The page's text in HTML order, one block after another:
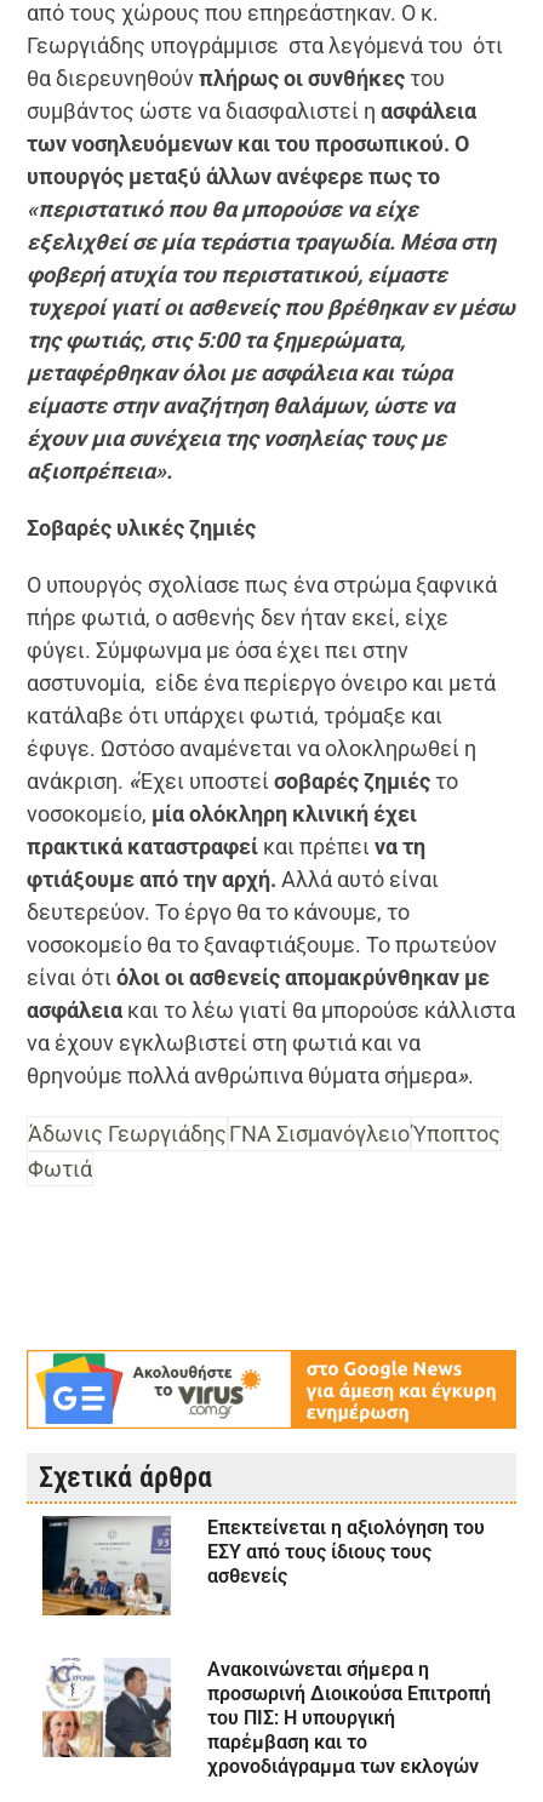
από τους χώρους που επηρεάστηκαν. Ο κ.
Γεωργιάδης υπογράμμισε στα λεγόμενά του ότι
θα διερευνηθούνπλήρως οι συνθήκεςτου
συμβάντος ώστε να διασφαλιστεί η ασφάλεια
των νοσηλευόμενων και του προσωπικού. Ο
υπουργός μεταξύ άλλων ανέφερε πως το
«περιστατικό που θα μπορούσε να είχε
εξελιχθεί σε μία τεράστια τραγωδία. Μέσα στη
φοβερή ατυχία του περιστατικού, είμαστε
τυχεροί γιατί οι ασθενείς που βρέθηκαν εν μέσω
της φωτιάς, στις 5:00 τα ξημερώματα,
μεταφέρθηκαν όλοι με ασφάλεια και τώρα
είμαστε στην αναζήτηση θαλάμων, ώστε να
έχουν μια συνέχεια της νοσηλείας τους με
αξιοπρέπεια».
Σοβαρές υλικές ζημιές
Ο υπουργός σχολίασε πως ένα στρώμα ξαφνικά
πήρε φωτιά, ο ασθενής δεν ήταν εκεί, είχε
φύγει. Σύμφωνμα με όσα έχει πει στην
ασστυνομία, είδε ένα περίεργο όνειρο και μετά
κατάλαβε ότι υπάρχει φωτιά, τρόμαξε και
έφυγε. Ωστόσο αναμένεται να ολοκληρωθεί η
ανάκριση. «Έχει υποστεί σοβαρές ζημιέςτο
νοσοκομείο, μία ολόκληρη κλινική έχει
πρακτικά καταστραφεί και πρέπει να τη
φτιάξουμε από την αρχή. Αλλά αυτό είναι
δευτερεύον. Το έργο θα το κάνουμε, το
νοσοκομείο θα το ξαναφτιάξουμε. Το πρωτεύον
είναι ότι όλοι οι ασθενείς απομακρύνθηκαν με
ασφάλεια και το λέω γιατί θα μπορούσε κάλλιστα
να έχουν εγκλωβιστεί στη φωτιά και να
θρηνούμε πολλά ανθρώπινα θύματα σήμερα».
Άδωνις ΓεωργιάδηςΓΝΑ ΣισμανόγλειοΎποπτος
Φωτιά
Σχετικά άρθρα
Επεκτείνεται η αξιολόγηση του
ΕΣΥ από τους ίδιους τους
ασθενείς
Ανακοινώνεται σήμερα η
προσωρινή Διοικούσα Επιτροπή
του ΠΙΣ: Η υπουργική
παρέμβαση και το
χρονοδιάγραμμα των εκλογών